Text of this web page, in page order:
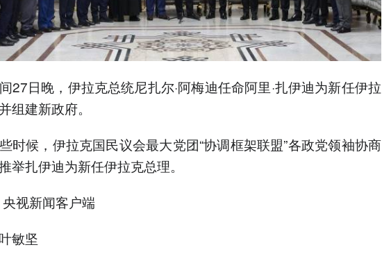
27日晚，伊拉克总统尼扎尔·阿梅迪任命阿里·扎伊迪为新任伊拉
组建新政府。
时候，伊拉克国民议会最大党团“协调框架联盟”各政党领袖协商
举扎伊迪为新任伊拉克总理。
央视新闻客户端
敏坚